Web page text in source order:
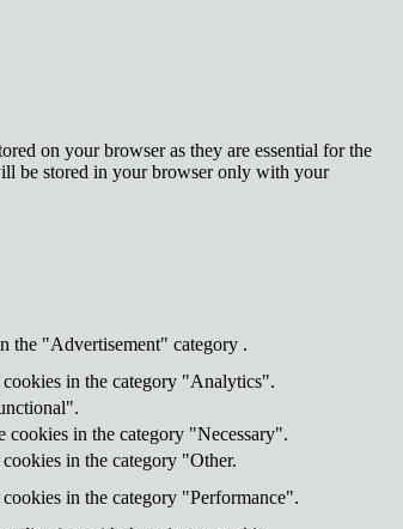
on your browser as they are essential for the
be stored in your browser only with your
the "Advertisement" category .
in the category "Analytics".
cookies in the category "Necessary".
in the category "Other.
in the category "Performance".